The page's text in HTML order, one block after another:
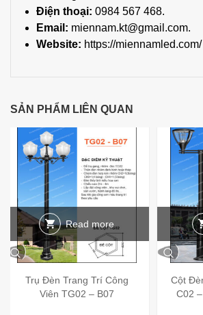
Điện thoại: 0984 567 468.
Email: miennam.kt@gmail.com.
Website: https://miennamled.com/
SẢN PHẨM LIÊN QUAN
Read more
Trụ Đèn Trang Trí Công
Viên TG02 – B07
Cột
C02